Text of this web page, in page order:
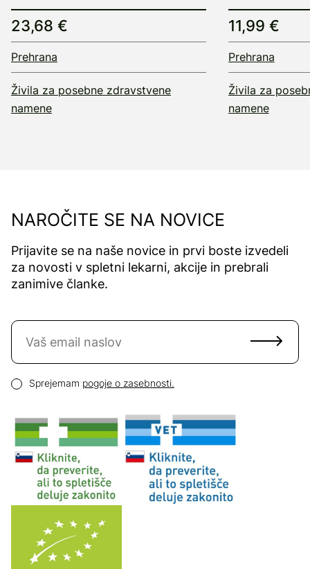
23,68 €
Prehrana
Živila za posebne zdravstvene
namene
11,99 €
Prehrana
Živila za
namene
NAROČITE SE NA NOVICE
Prijavite se na naše novice in prvi boste izvedeli
za novosti v spletni lekarni, akcije in prebrali
zanimive članke.
Naročite se na novice
Pogoji zasebnosti
Sprejemam pogoje o zasebnosti.